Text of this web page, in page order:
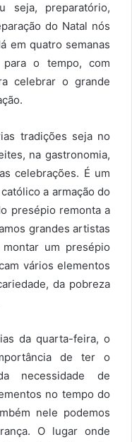
seja, preparatório,
do Natal nós
em quatro semanas
para o tempo, com
celebrar o grande
tradições seja no
na gastronomia,
celebrações. É um
a armação do
presépio remonta a
grandes artistas
um presépio
vários elementos
da pobreza
da quarta-feira, o
de ter o
necessidade de
no tempo do
nele podemos
O lugar onde